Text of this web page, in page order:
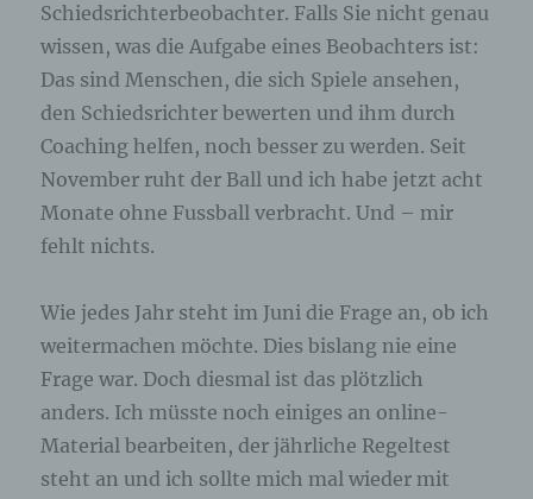
Schiedsrichterbeobachter. Falls Sie nicht genau
wissen, was die Aufgabe eines Beobachters ist:
Das sind Menschen, die sich Spiele ansehen,
den Schiedsrichter bewerten und ihm durch
Coaching helfen, noch besser zu werden. Seit
November ruht der Ball und ich habe jetzt acht
Monate ohne Fussball verbracht. Und – mir
fehlt nichts.
Wie jedes Jahr steht im Juni die Frage an, ob ich
weitermachen möchte. Dies bislang nie eine
Frage war. Doch diesmal ist das plötzlich
anders. Ich müsste noch einiges an online-
Material bearbeiten, der jährliche Regeltest
steht an und ich sollte mich mal wieder mit
werden, Artikel posten oder Gedanken in
sogenannten Blogposts niederschreiben können.
Die Blogposts können in der Regel von Dritten
kommentiert werden.
Hinterlässt eine betroffene Person einen
Kommentar in dem auf dieser Internetseite
veröffentlichten Blog, werden neben den von der
betroffenen Person hinterlassenen Kommentaren
auch Angaben zum Zeitpunkt der
Kommentareingabe sowie zu dem von der
(Pseudonym) gespeichert und veröffentlicht.
Ferner wird die vom Internet-Service-Provider
(ISP) der betroffenen Person vergebene IP-
Adresse mitprotokolliert. Diese Speicherung der
IP-Adresse erfolgt aus Sicherheitsgründen und für
den Fall, dass die betroffene Person durch einen
abgegebenen Kommentar die Rechte Dritter
verletzt oder rechtswidrige Inhalte postet. Die